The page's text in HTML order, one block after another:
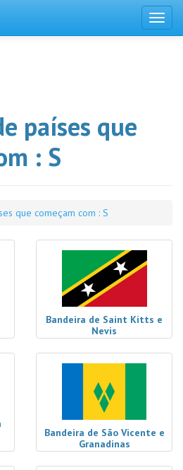
países que
: S
que começam com : S
Bandeira de Saint Kitts e
Nevis
Bandeira de São Vicente e
Granadinas